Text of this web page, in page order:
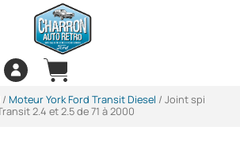
/ Moteur York Ford Transit Diesel / Joint spi
2.4 et 2.5 de 71 à 2000